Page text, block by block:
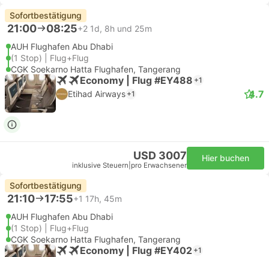
Sofortbestätigung
21:00 08:25+2 1d, 8h und 25m
AUH Flughafen Abu Dhabi
(1 Stop) | Flug+Flug
CGK Soekarno Hatta Flughafen, Tangerang
Economy | Flug #EY488 +1
Etihad Airways +1 4.7
USD 3007
inklusive Steuern pro Erwachsener
Hier buchen
Sofortbestätigung
21:10 17:55+1 17h, 45m
AUH Flughafen Abu Dhabi
(1 Stop) | Flug+Flug
CGK Soekarno Hatta Flughafen, Tangerang
Economy | Flug #EY402 +1